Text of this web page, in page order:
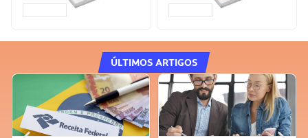
ÚLTIMOS ARTIGOS